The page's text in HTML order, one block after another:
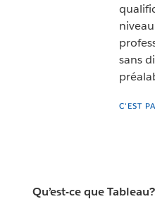
sans
C'EST
Qu’est-ce que Tableau?